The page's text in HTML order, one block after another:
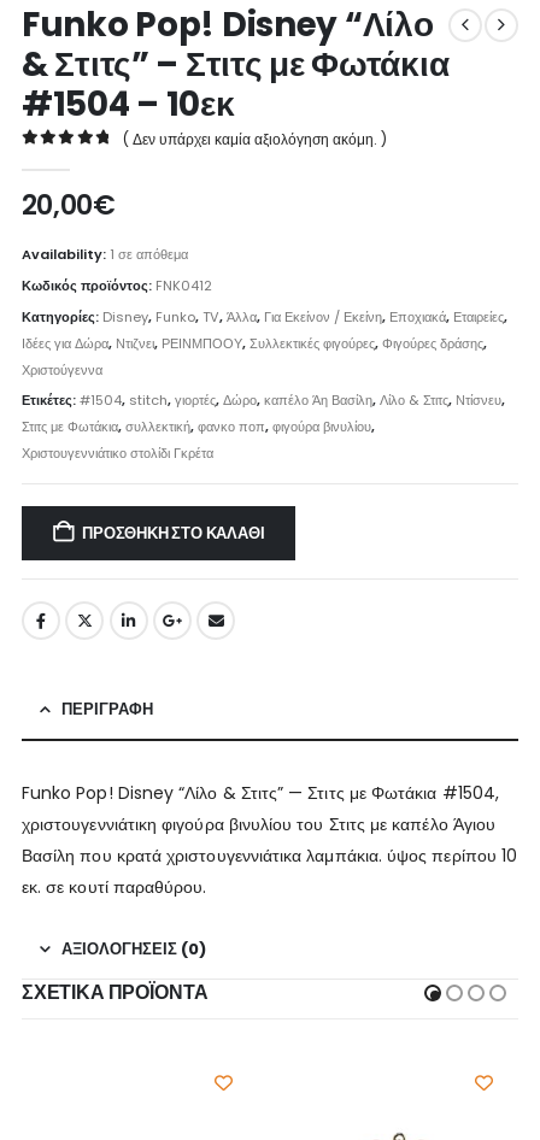
Funko Pop! Disney “Λίλο
& Στιτς” – Στιτς με Φωτάκια
#1504 – 10εκ
( Δεν υπάρχει καμία αξιολόγηση ακόμη. )
20,00€
Availability: 1 σε απόθεμα
Κωδικός προϊόντος: FNK0412
Κατηγορίες: Disney, Funko,TV,Άλλα, Για Εκείνον / Εκείνη, Εποχιακά, Εταιρείες,
Ιδέες για Δώρα, Ντιζνει, ΡΕΙΝΜΠΟΟΥ,Συλλεκτικές φιγούρες,Φιγούρες δράσης,
Χριστούγεννα
Ετικέτες:#1504, stitch,γιορτές,Δώρο,καπέλο Άη Βασίλη,Λίλο & Στιτς, Ντίσνευ,
Στιτς με Φωτάκια,συλλεκτική,φανκο ποπ,φιγούρα βινυλίου,
Χριστουγεννιάτικο στολίδι Γκρέτα
ΠΡΟΣΘΉΚΗ ΣΤΟ ΚΑΛΆΘΙ
ΠΕΡΙΓΡΑΦΉ
Funko Pop! Disney “Λίλο & Στιτς” — Στιτς με Φωτάκια #1504,
χριστουγεννιάτικη φιγούρα βινυλίου του Στιτς με καπέλο Άγιου
Βασίλη που κρατά χριστουγεννιάτικα λαμπάκια. ύψος περίπου 10
εκ. σε κουτί παραθύρου.
ΑΞΙΟΛΟΓΉΣΕΙΣ (0)
ΣΧΕΤΙΚΆ ΠΡΟΪΌΝΤΑ